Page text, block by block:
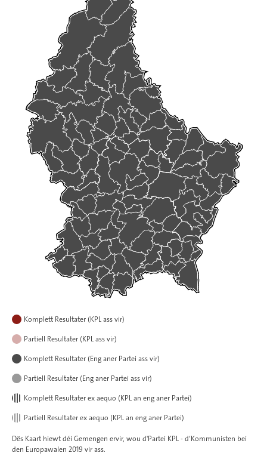
Komplett Resultater (KPL ass vir)
Partiell Resultater (KPL ass vir)
Komplett Resultater (Eng aner Partei ass vir)
Partiell Resultater (Eng aner Partei ass vir)
Komplett Resultater ex aequo (KPL an eng aner Partei)
Partiell Resultater ex aequo (KPL an eng aner Partei)
Dës Kaart hiewt déi Gemengen ervir, wou d'Partei KPL - d‘Kommunisten bei
den Europawalen 2019 vir ass.